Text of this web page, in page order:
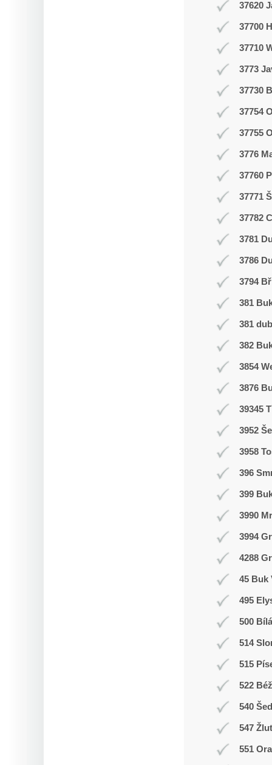
37620
37700
37710
3773
37730
37754
37755
3776
37760
37771
37782
3781
3786
3794
381
381 dub
382
3854
3876
39345
3952
3958
396
399
3990
3994
4288
45 Buk
495
500 Bílá
514
515
522
540
547
551